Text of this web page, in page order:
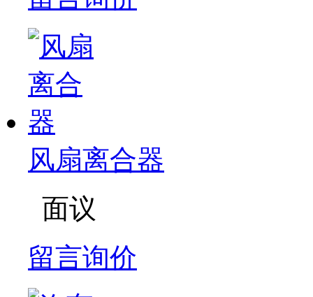
风扇离合器
面议
留言询价